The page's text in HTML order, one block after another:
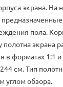
экрана. На
пола.
полотна экрана
в форматах 1:1 и
см. Тип
углом обзора.